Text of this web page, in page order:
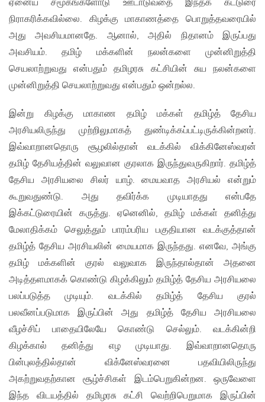
ஏனைய சமூகங்களோடு ஊடாடுவதை இந்தக் கட்டுரை
நிராகரிக்கவில்லை. கிழக்கு மாகாணத்தை பொறுத்தவரையில்
அது அவசியமானதே. ஆனால், அதில் நிதானம் இருப்பது
அவசியம். தமிழ் மக்களின் நலன்களை முன்னிறுத்தி
செயலாற்றுவது என்பதும் தமிழரசு கட்சியின் சுய நலன்களை
முன்னிறுத்தி செயலாற்றுவது என்பதும் ஒன்றல்ல.
இன்று கிழக்கு மாகாண தமிழ் மக்கள் தமிழ்த் தேசிய
அரசியலிருந்து முற்றிலுமாகத் துண்டிக்கப்பட்டிருக்கின்றனர்.
இவ்வாறானதொரு சூழலில்தான் வடக்கில் விக்கினேஸ்வரன்
தமிழ் தேசியத்தின் வலுவான குரலாக இருந்துவருகிறார். தமிழ்த்
தேசிய அரசியலை சிலர் யாழ். மையவாத அரசியல் என்றும்
கூறுவதுண்டு. அது தவிர்க்க முடியாதது என்பதே
இக்கட்டுரையின் கருத்து. ஏனெனில், தமிழ் மக்கள் தனித்து
மேலாதிக்கம் செலுத்தும் பாரம்பரிய பகுதியான வடக்குத்தான்
தமிழ்த் தேசிய அரசியலின் மையமாக இருந்தது. எனவே, அங்கு
தமிழ் மக்களின் குரல் வலுவாக இருந்தால்தான் அதனை
அடித்தளமாகக் கொண்டு கிழக்கிலும் தமிழ்த் தேசிய அரசியலை
பலப்படுத்த முடியும். வடக்கில் தமிழ்த் தேசிய குரல்
பலவீனப்படுமாக இருப்பின் அது தமிழ்த் தேசிய அரசியலை
வீழச்சிப் பாதையிலேயே கொண்டு செல்லும். வடக்கின்றி
கிழக்கால் தனித்து எழ முடியாது. இவ்வாறானதொரு
பின்புலத்தில்தான் விக்னேஸ்வரனை பதவியிலிருந்து
அகற்றுவதற்கான சூழ்ச்சிகள் இடம்பெறுகின்றன. ஒருவேளை
இந்த விடயத்தில் தமிழரசு கட்சி வெற்றிபெறுமாக இருப்பின்